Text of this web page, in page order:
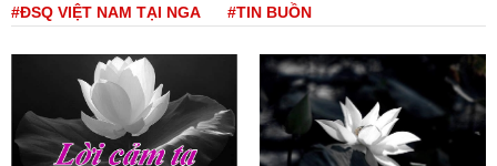
#ĐSQ VIỆT NAM TẠI NGA #TIN BUỒN